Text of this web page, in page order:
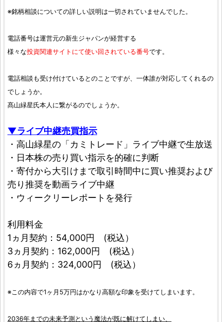
※銘柄相談についての詳しい説明は一切されていませんでした。
電話番号は運営元の新生ジャパンが経営する
様々な投資関連サイトにて使い回されている番号です。
電話相談も受け付けているとのことですが、一体誰が対応してくれるの
でしょうか。
髙山緑星氏本人に繋がるのでしょうか。
▼ライブ中継売買指示
・高山緑星の「カミトレード」ライブ中継で生放送
・日本株の売り買い指示を的確に判断
・寄付から大引けまで取引時間中に買い推奨および
売り推奨を動画ライブ中継
・ウィークリーレポートを発行
利用料金
1ヵ月契約：54,000円 (税込）
3ヵ月契約：162,000円 (税込）
6ヵ月契約：324,000円 (税込）
※この内容で1ヶ月5万円はかなり高額な印象を受けてしまいます。
2036年までの未来予測という魔法が既に解けてしまい、